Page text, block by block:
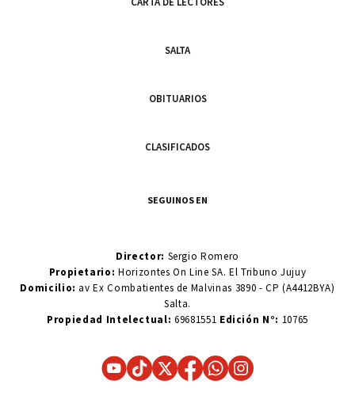
SALTA
OBITUARIOS
CLASIFICADOS
SEGUINOS EN
Director: Sergio Romero
Propietario:Horizontes On Line SA. El Tribuno Jujuy
Domicilio: av Ex Combatientes de Malvinas 3890 - CP (A4412BYA)
Salta.
Propiedad Intelectual: 69681551 Edición N°: 10765